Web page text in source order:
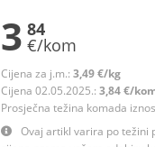
3 84
€/kom
Cijena za j.m.: 3,49 €/kg
Cijena 02.05.2025.: 3,84 €/
Prosječna težina komada
Ovaj artikl varira po težini